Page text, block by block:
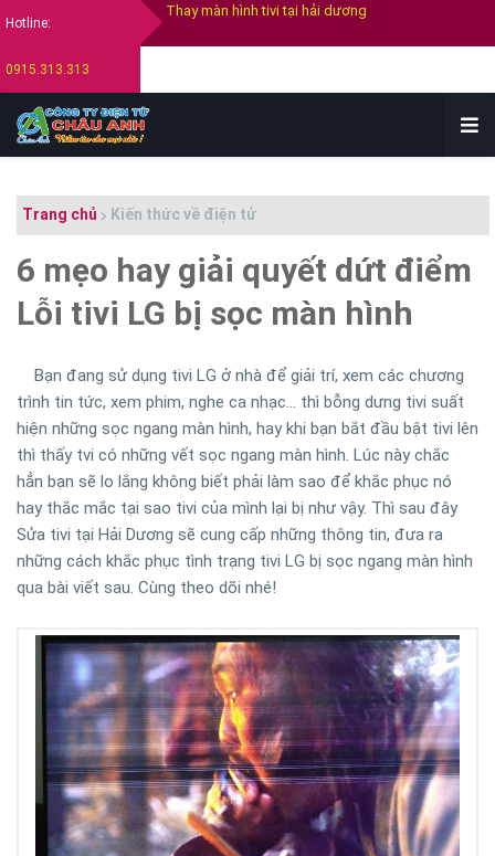
Hotline:
0915.313.313
Thu mua tivi cũ hỏng tại hải dương
Trang chủ Kiến thức về điện tử
6 mẹo hay giải quyết dứt điểm
Lỗi tivi LG bị sọc màn hình
Bạn đang sử dụng tivi LG ở nhà để giải trí, xem các chương
trình tin tức, xem phim, nghe ca nhạc... thì bỗng dưng tivi suất
hiện những sọc ngang màn hình, hay khi bạn bắt đầu bật tivi lên
thì thấy tvi có những vết sọc ngang màn hình. Lúc này chắc
hẳn bạn sẽ lo lắng không biết phải làm sao để khắc phục nó
hay thắc mắc tại sao tivi của mình lại bị như vậy. Thì sau đây
Sửa tivi tại Hải Dương sẽ cung cấp những thông tin, đưa ra
những cách khắc phục tình trạng tivi LG bị sọc ngang màn hình
qua bài viết sau. Cùng theo dõi nhé!